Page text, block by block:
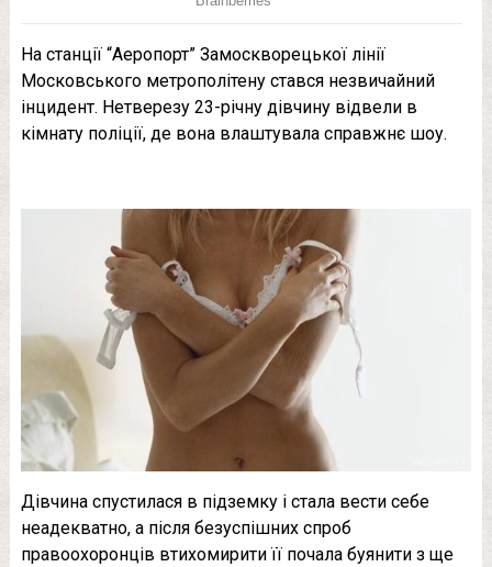
На станції “Аеропорт” Замоскворецької лінії
Московського метрополітену стався незвичайний
інцидент. Нетверезу 23-річну дівчину відвели в
кімнату поліції, де вона влаштувала справжнє шоу.
Дівчина спустилася в підземку і стала вести себе
неадекватно, а після безуспішних спроб
правоохоронців втихомирити її почала буянити з ще